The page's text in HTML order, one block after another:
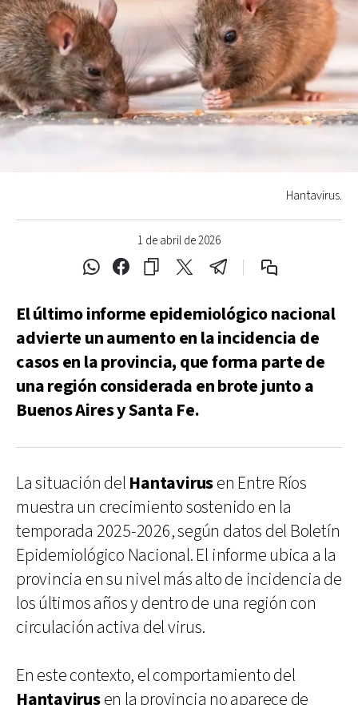
1 de abril de 2026
Hantavirus.
El último informe epidemiológico nacional
advierte un aumento en la incidencia de
casos en la provincia, que forma parte de
una región considerada en brote junto a
Buenos Aires y Santa Fe.
La situación del Hantavirusen Entre Ríos
muestra un crecimiento sostenido en la
temporada 2025-2026, según datos del Boletín
Epidemiológico Nacional. El informe ubica a la
provincia en su nivel más alto de incidencia de
los últimos años y dentro de una región con
circulación activa del virus.
En este contexto, el comportamiento del
Hantavirusen la provincia no aparece de